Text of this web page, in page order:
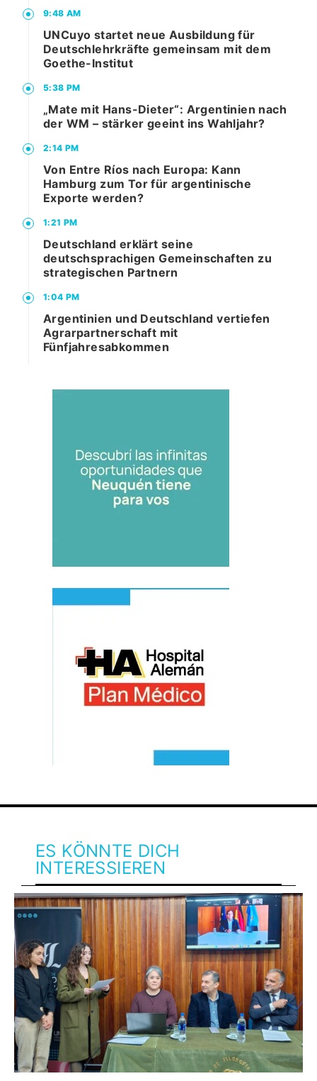
9:48 AM
UNCuyo startet neue Ausbildung für
Deutschlehrkräfte gemeinsam mit dem
Goethe-Institut
5:38 PM
„Mate mit Hans-Dieter“: Argentinien nach
der WM – stärker geeint ins Wahljahr?
2:14 PM
Von Entre Ríos nach Europa: Kann
Hamburg zum Tor für argentinische
Exporte werden?
1:21 PM
Deutschland erklärt seine
deutschsprachigen Gemeinschaften zu
strategischen Partnern
1:04 PM
Argentinien und Deutschland vertiefen
Agrarpartnerschaft mit
Fünfjahresabkommen
ES KÖNNTE DICH
INTERESSIEREN